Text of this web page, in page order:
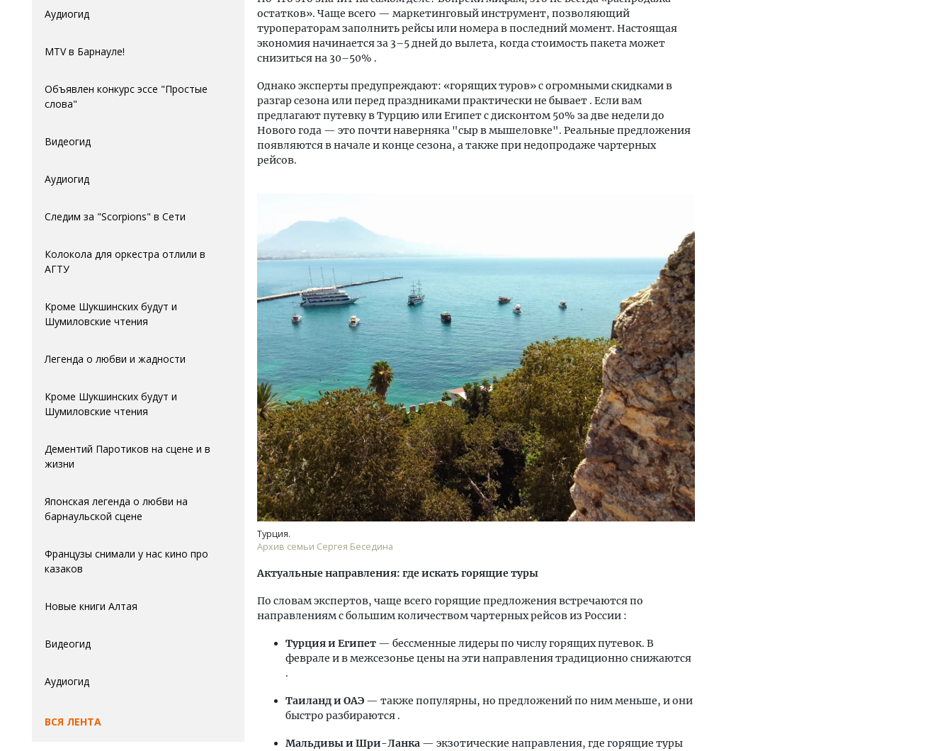
Аудиогид
MTV в Барнауле!
Объявлен конкурс эссе "Простые
слова"
Видеогид
Аудиогид
Следим за "Scorpions" в Сети
Колокола для оркестра отлили в
АГTУ
Кроме Шукшинских будут и
Шумиловские чтения
Легенда о любви и жадности
Кроме Шукшинских будут и
Шумиловские чтения
Дементий Паротиков на сцене и в
жизни
Японская легенда о любви на
барнаульской сцене
Французы снимали у нас кино про
казаков
Новые книги Алтая
Видеогид
Аудиогид
ВСЯ ЛЕНТА
остатков». Чаще всего — маркетинговый инструмент, позволяющий
туроператорам заполнить рейсы или номера в последний момент. Настоящая
экономия начинается за 3–5 дней до вылета, когда стоимость пакета может
снизиться на 30–50% .
Однако эксперты предупреждают: «горящих туров» с огромными скидками в
разгар сезона или перед праздниками практически не бывает . Если вам
предлагают путевку в Турцию или Египет с дисконтом 50% за две недели до
Нового года — это почти наверняка "сыр в мышеловке". Реальные предложения
появляются в начале и конце сезона, а также при недопродаже чартерных
рейсов.
Турция.
Архив семьи Сергея Беседина
Актуальные направления: где искать горящие туры
По словам экспертов, чаще всего горящие предложения встречаются по
направлениям с большим количеством чартерных рейсов из России :
Турция и Египет — бессменные лидеры по числу горящих путевок. В
феврале и в межсезонье цены на эти направления традиционно снижаются
.
Таиланд и ОАЭ — также популярны, но предложений по ним меньше, и они
быстро разбираются .
Мальдивы и Шри-Ланка — экзотические направления, где горящие туры